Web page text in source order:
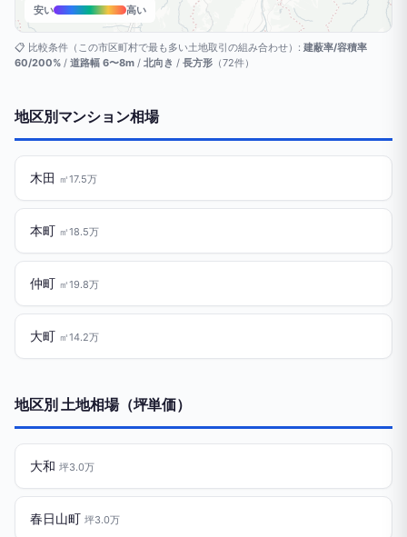
安い 高い
📋 比較条件（この市区町村で最も多い土地取引の組み合わせ）: 建蔽率/容積率
60/200% / 道路幅 6〜8m / 北向き / 長方形 （72件）
地区別マンション相場
木田 ㎡17.5万
本町 ㎡18.5万
仲町 ㎡19.8万
大町 ㎡14.2万
地区別 土地相場（坪単価）
大和 坪3.0万
春日山町 坪3.0万